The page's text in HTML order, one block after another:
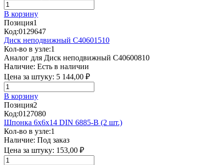
В корзину
Позиция1
Код:0129647
Диск неподвижный C40601510
Кол-во в узле:1
Аналог для Диск неподвижный C40600810
Наличие: Есть в наличии
Цена за штуку: 5 144,00 ₽
В корзину
Позиция2
Код:0127080
Шпонка 6x6x14 DIN 6885-B (2 шт.)
Кол-во в узле:1
Наличие: Под заказ
Цена за штуку: 153,00 ₽